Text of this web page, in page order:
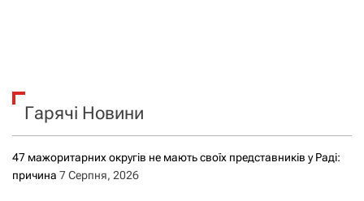
і
а
Гарячі Новини
47 мажоритарних округів не мають своїх представників у Раді:
причина 7 Серпня, 2026